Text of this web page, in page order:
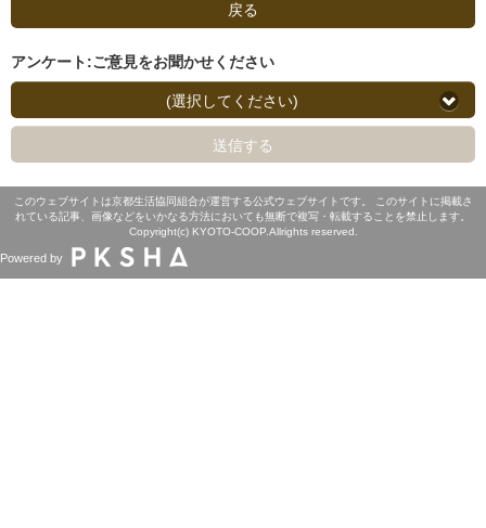
戻る
アンケート:ご意見をお聞かせください
(選択してください)
送信する
このウェブサイトは京都生活協同組合が運営する公式ウェブサイトです。 このサイトに掲載さ
れている記事、画像などをいかなる方法においても無断で複写・転載することを禁止します。
Copyright(c) KYOTO-COOP.Allrights reserved.
Powered by